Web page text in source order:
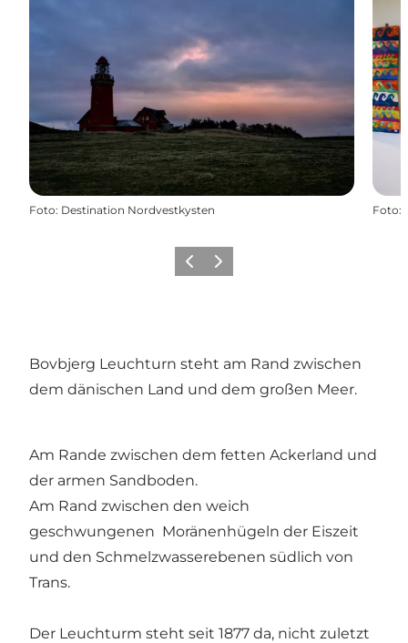
Foto: Destination Nordvestkysten Foto:
ZurückWeiter
Bovbjerg Leuchturn steht am Rand zwischen
dem dänischen Land und dem großen Meer.
Am Rande zwischen dem fetten Ackerland und
der armen Sandboden.
Am Rand zwischen den weich
geschwungenen Moränenhügeln der Eiszeit
und den Schmelzwasserebenen südlich von
Trans.
Der Leuchturm steht seit 1877 da, nicht zuletzt